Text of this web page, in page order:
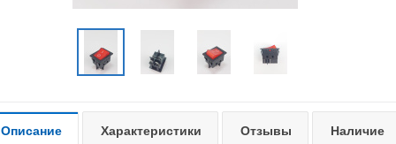
Описание Характеристики Отзывы Наличие